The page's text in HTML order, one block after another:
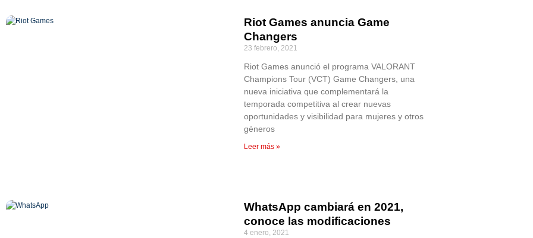
Riot Games anuncia Game
Changers
23 febrero, 2021
Riot Games anunció el programa VALORANT
Champions Tour (VCT) Game Changers, una
nueva iniciativa que complementará la
temporada competitiva al crear nuevas
oportunidades y visibilidad para mujeres y otros
géneros
Leer más »
WhatsApp cambiará en 2021,
conoce las modificaciones
4 enero, 2021